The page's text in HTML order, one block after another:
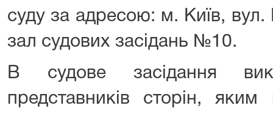
суду за адресою: м. Київ,
зал судових засідань №10.
В судове засідання
представників сторін, яким